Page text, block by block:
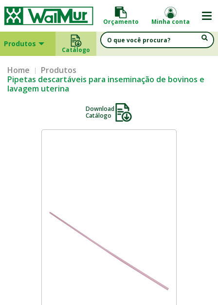
Orçamento Minha conta
Produtos
Catálogo
Home
Produtos
Pipetas descartáveis para inseminação de bovinos e
lavagem uterina
Download
Catálogo